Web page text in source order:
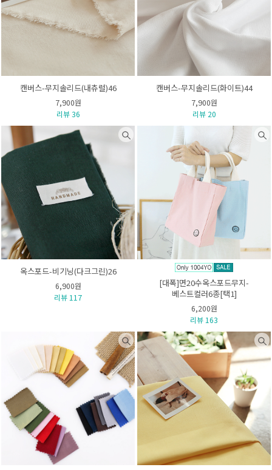
캔버스-무지솔리드(내츄럴)46
7,900원
리뷰 36
캔버스-무지솔리드(화이트)44
7,900원
리뷰 20
옥스포드-비기닝(다크그린)26
6,900원
리뷰 117
[대폭]면20수옥스포드무지-
베스트컬러6종[택1]
6,200원
리뷰 163